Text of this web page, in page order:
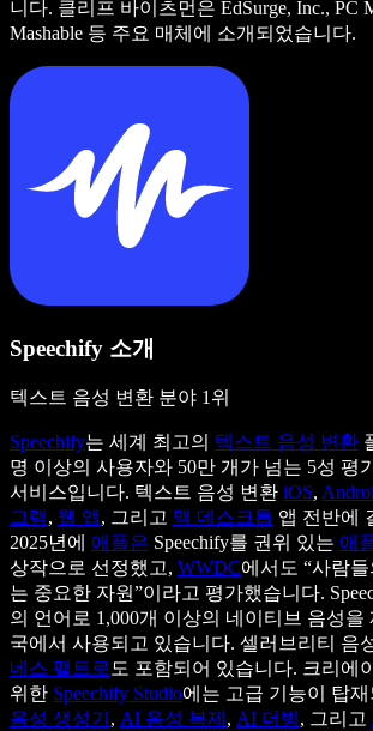
니다. 클리프 바이츠먼은 EdSurge, Inc., PC
Mashable 등 주요 매체에 소개되었습니다.
Speechify 소개
텍스트 음성 변환 분야 1위
Speechify는 세계 최고의 텍스트 음성 변환
명 이상의 사용자와 50만 개가 넘는 5성 평
서비스입니다. 텍스트 음성 변환 iOS,
그램, 웹 앱, 그리고 맥 데스크톱 앱 전반에
2025년에 애플은 Speechify를 권위 있는 애
상작으로 선정했고, WWDC에서도 “사람
는 중요한 자원”이라고 평가했습니다.
의 언어로 1,000개 이상의 네이티브 음성을
국에서 사용되고 있습니다. 셀러브리티 음
네스 팰트로 도 포함되어 있습니다. 크리에
위한 Speechify Studio에는 고급 기능이 탑
음성 생성기 , AI 음성 복제 , AI 더빙, 그리고